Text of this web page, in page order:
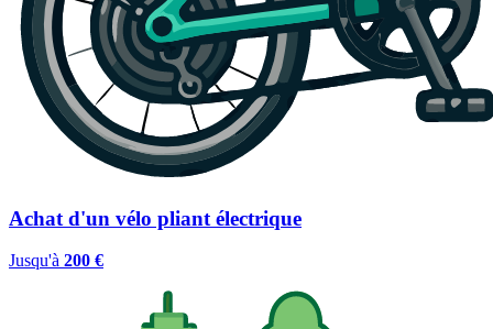
Achat d'un vélo pliant électrique
Jusqu'à 200 €